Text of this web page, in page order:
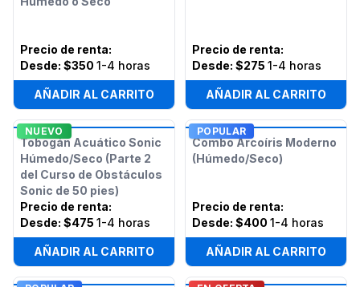
Precio de renta:
Desde: $350 1-4 horas
AÑADIR AL CARRITO
Precio de renta:
Desde: $275 1-4 horas
AÑADIR AL CARRITO
NUEVO
Tobogán Acuático Sonic
Húmedo/Seco (Parte 2
del Curso de Obstáculos
Sonic de 50 pies)
Precio de renta:
Desde: $475 1-4 horas
AÑADIR AL CARRITO
POPULAR
Combo Arcoíris Moderno
(Húmedo/Seco)
Precio de renta:
Desde: $400 1-4 horas
AÑADIR AL CARRITO